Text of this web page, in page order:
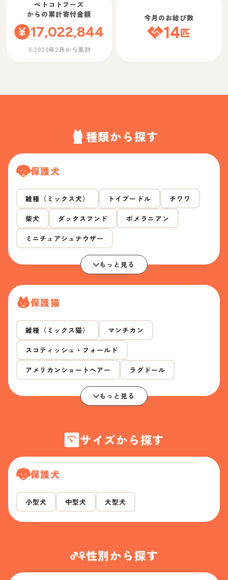
ペトコトフーズ
からの累計寄付金額
17,022,844
※2020年2月から集計
今月のお結び数
14匹
種類から探す
保護犬
雑種（ミックス犬） トイプードル チワワ
柴犬 ダックスフンド ポメラニアン
ミニチュアシュナウザー
もっと見る
保護猫
雑種（ミックス猫） マンチカン
スコティッシュ・フォールド
アメリカンショートヘアー ラグドール
もっと見る
サイズから探す
保護犬
小型犬 中型犬 大型犬
性別から探す